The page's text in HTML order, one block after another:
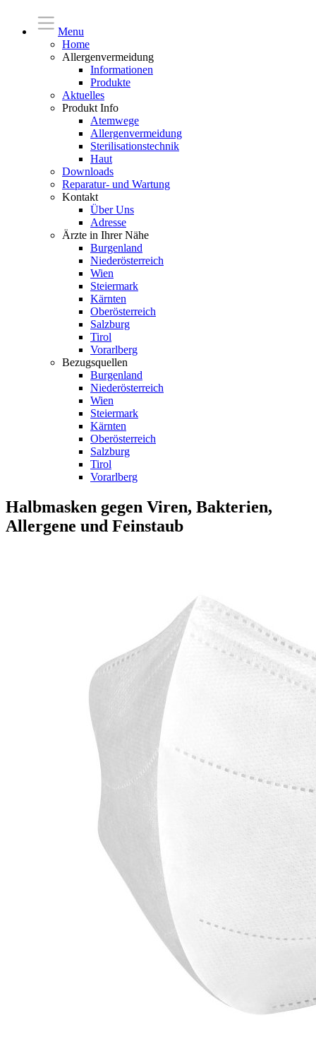
Menu
Home
Allergenvermeidung
Informationen
Produkte
Aktuelles
Produkt Info
Atemwege
Allergenvermeidung
Sterilisationstechnik
Haut
Downloads
Reparatur- und Wartung
Kontakt
Über Uns
Adresse
Ärzte in Ihrer Nähe
Burgenland
Niederösterreich
Wien
Steiermark
Kärnten
Oberösterreich
Salzburg
Tirol
Vorarlberg
Bezugsquellen
Burgenland
Niederösterreich
Wien
Steiermark
Kärnten
Oberösterreich
Salzburg
Tirol
Vorarlberg
Halbmasken gegen Viren, Bakterien,
Allergene und Feinstaub